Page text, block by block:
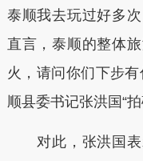
泰顺我去玩过好多
直言，泰顺的整体
火，请问你们下步
顺县委书记张洪国“拍
对此，张洪国表